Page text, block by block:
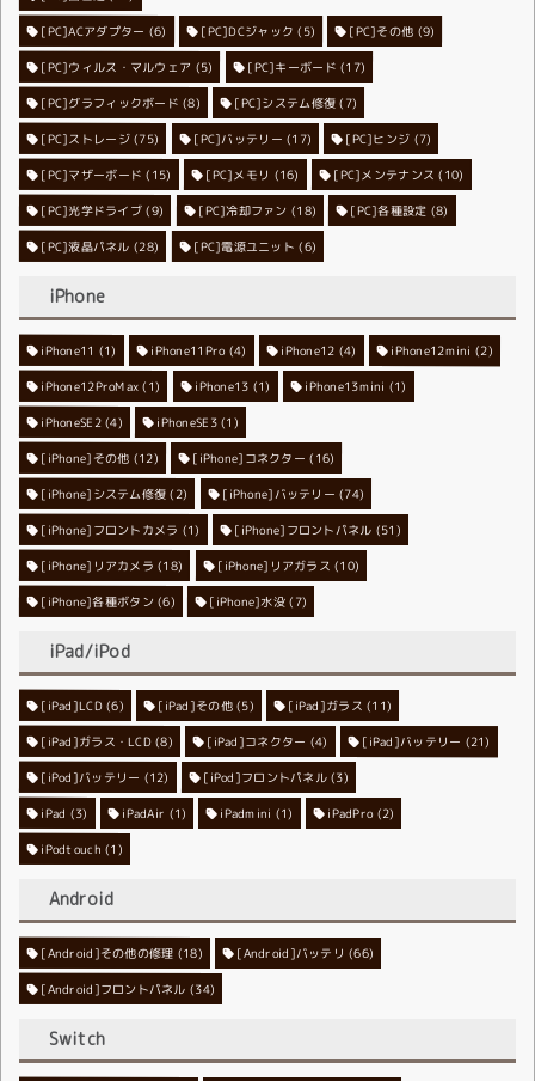
[PC]ACアダプター (6) [PC]DCジャック (5) [PC]その他 (9)
[PC]ウィルス・マルウェア (5) [PC]キーボード (17)
[PC]グラフィックボード (8) [PC]システム修復 (7)
[PC]ストレージ(75) [PC]バッテリー (17) [PC]ヒンジ (7)
[PC]マザーボード (15) [PC]メモリ (16) [PC]メンテナンス (10)
[PC]光学ドライブ (9) [PC]冷却ファン (18) [PC]各種設定 (8)
[PC]液晶パネル (28) [PC]電源ユニット (6)
iPhone
iPhone11 (1) iPhone11Pro(4) iPhone12 (4) iPhone12mini (2)
iPhone12ProMax (1) iPhone13 (1) iPhone13mini (1)
iPhoneSE2(4) iPhoneSE3 (1)
[iPhone]その他 (12) [iPhone]コネクター (16)
[iPhone]システム修復 (2) [iPhone]バッテリー (74)
[iPhone]フロントカメラ (1) [iPhone]フロントパネル (51)
[iPhone]リアカメラ (18) [iPhone]リアガラス (10)
[iPhone]各種ボタン (6) [iPhone]水没 (7)
iPad/iPod
[iPad]LCD(6) [iPad]その他 (5) [iPad]ガラス (11)
[iPad]ガラス・LCD(8) [iPad]コネクター (4) [iPad]バッテリー (21)
[iPod]バッテリー (12) [iPod]フロントパネル(3)
iPad (3) iPadAir (1) iPadmini (1) iPadPro(2)
iPodtouch (1)
Android
[Android]その他の修理 (18) [Android]バッテリ (66)
[Android]フロントパネル (34)
Switch